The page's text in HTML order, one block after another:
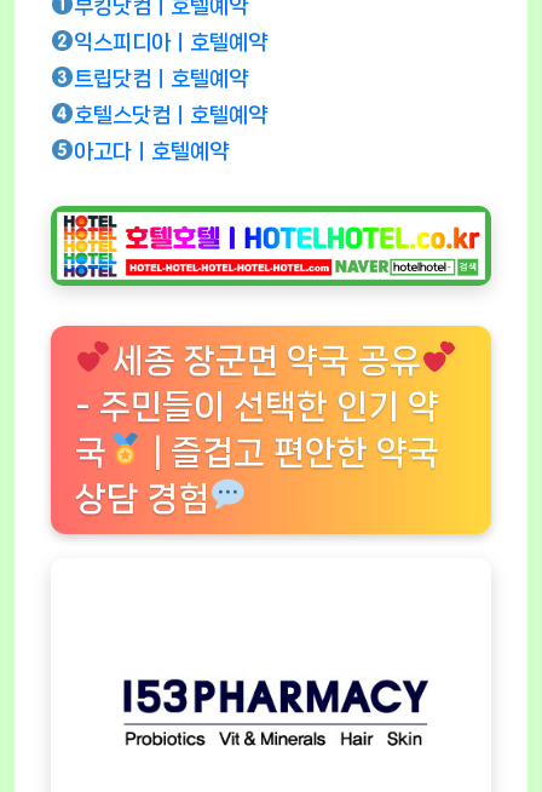
부킹닷컴ㅣ호텔예약
익스피디아ㅣ호텔예약
트립닷컴ㅣ호텔예약
호텔스닷컴ㅣ호텔예약
아고다ㅣ호텔예약
세종 장군면 약국 공유
- 주민들이 선택한 인기 약
국
| 즐겁고 편안한 약국
상담 경험